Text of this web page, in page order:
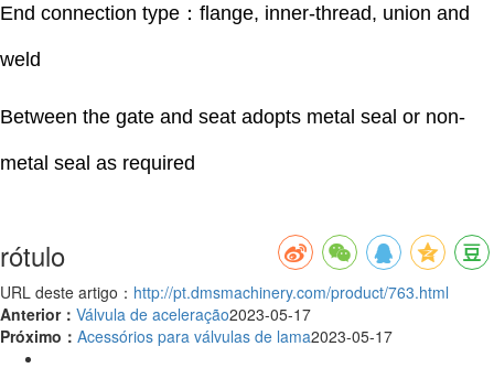
End connection type：flange, inner-thread, union and
weld
Between the gate and seat adopts metal seal or non-
metal seal as required
rótulo
URL deste artigo： http://pt.dmsmachinery.com/product/763.html
Anterior： Válvula de aceleração2023-05-17
Próximo： Acessórios para válvulas de lama2023-05-17